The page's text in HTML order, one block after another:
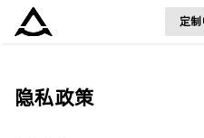
定
隐私政策